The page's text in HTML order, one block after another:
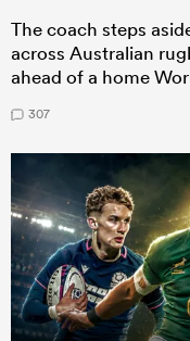
The coach steps
across Australian
ahead of a home
307